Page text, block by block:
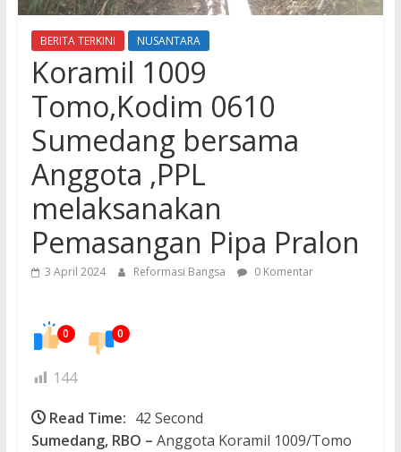
BERITA TERKINI NUSANTARA
Koramil 1009
Tomo,Kodim 0610
Sumedang bersama
Anggota ,PPL
melaksanakan
Pemasangan Pipa Pralon
3 April 2024 Reformasi Bangsa 0 Komentar
0 0
144
Read Time: 42 Second
Sumedang, RBO – Anggota Koramil 1009/Tomo